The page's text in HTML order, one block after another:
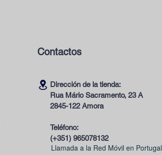
Contactos
Dirección de la tienda:
Rua Mário Sacramento, 23 A
2845-122 Amora
Teléfono:
(+351) 965078132
Llamada a la Red Móvil en Portugal